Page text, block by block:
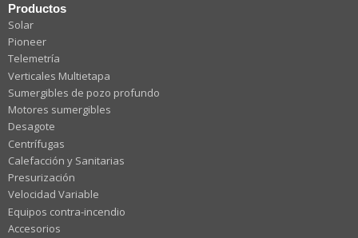
Productos
Solar
Pioneer
Telemetría
Verticales Multietapa
Sumergibles de pozo profundo
Motores sumergibles
Desagote
Centrífugas
Calefacción y Sanitarias
Presurización
Velocidad Variable
Equipos contra-incendio
Accesorios